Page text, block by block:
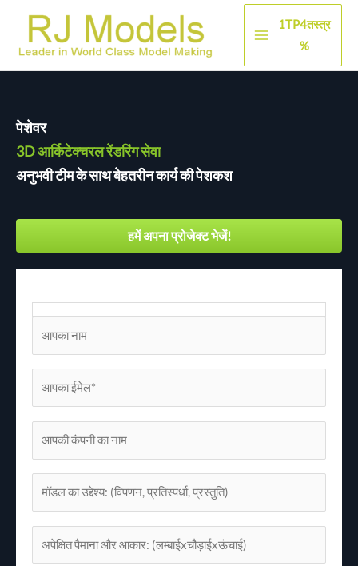
1TP4तस्त्र
%
पेशेवर
3D आर्किटेक्चरल रेंडरिंग सेवा
अनुभवी टीम के साथ बेहतरीन कार्य की पेशकश
हमें अपना प्रोजेक्ट भेजें!